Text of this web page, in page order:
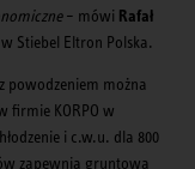
– mówi Rafał
Stiebel Eltron Polska.
powodzeniem można
firmie KORPO w
i c.w.u. dla 800
zapewnia gruntowa